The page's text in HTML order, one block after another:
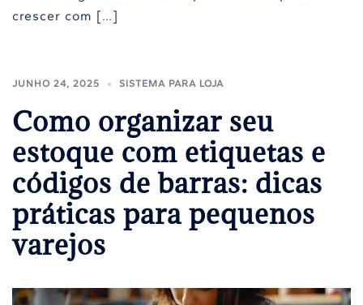
crescer com […]
JUNHO 24, 2025 SISTEMA PARA LOJA
Como organizar seu
estoque com etiquetas e
códigos de barras: dicas
práticas para pequenos
varejos